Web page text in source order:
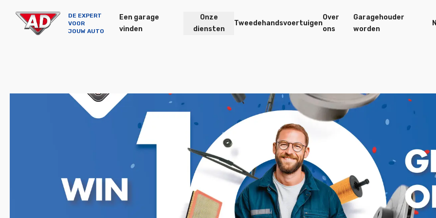
DE EXPERT
VOOR
JOUW AUTO
Een garage
vinden
Onze
diensten
Tweedehandsvoertuigen
Over
ons
Garagehouder
worden